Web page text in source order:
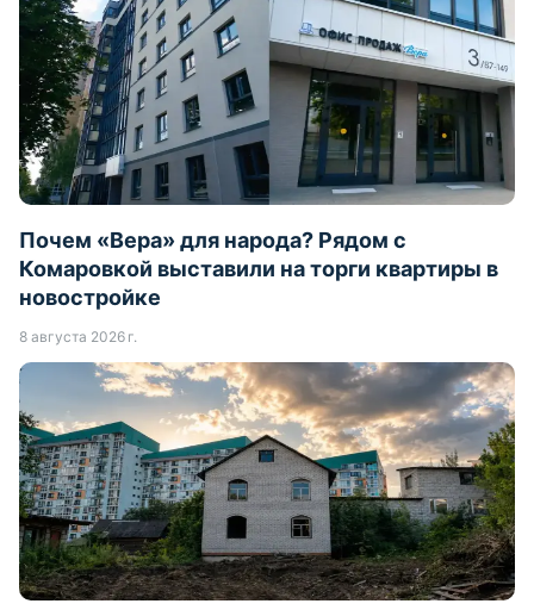
Почем «Вера» для народа? Рядом с
Комаровкой выставили на торги квартиры в
новостройке
8 августа 2026 г.